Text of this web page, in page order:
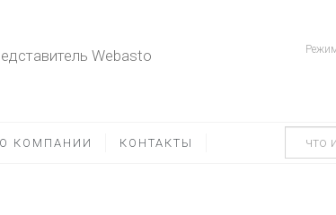
Webasto
О КОМПАНИИ КОНТАКТЫ